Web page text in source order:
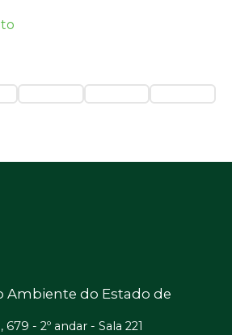
Ambiente do Estado de
- 2º andar - Sala 221